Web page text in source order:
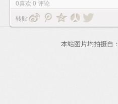
0喜欢 0 评论
转贴
本站图片均拍摄自：